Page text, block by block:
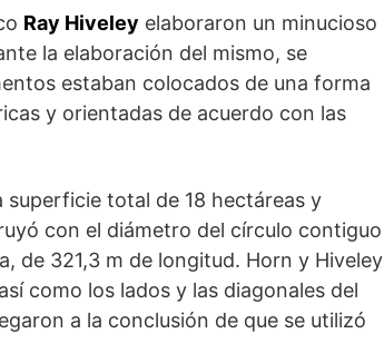
Ray Hiveley ela­boraron un minucioso
la elaboración del mismo, se
esta­ban colocados de una forma
y orientadas de acuerdo con las
super­ficie total de 18 hectáreas y
con el diámetro del círculo conti­guo
de 321,3 m de longitud. Horn y Hiveley
como los lados y las diagonales del
a la conclusión de que se utilizó